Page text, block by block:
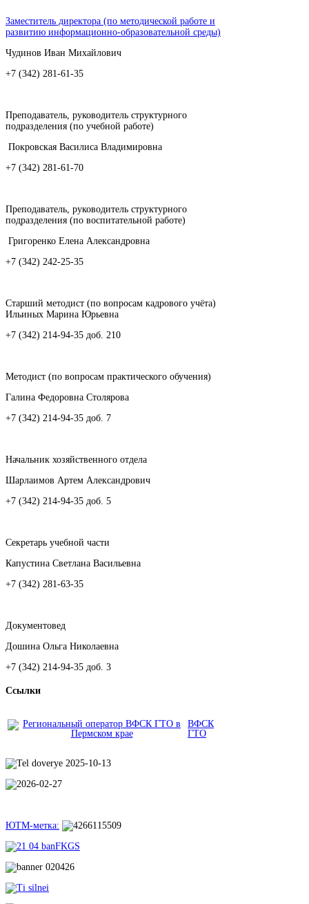
Заместитель директора (по методической работе и
развитию информационно-образовательной среды)
Чудинов Иван Михайлович
+7 (342) 281-61-35
Преподаватель, руководитель структурного
подразделения (по учебной работе)
Покровская Василиса Владимировна
+7 (342) 281-61-70
Преподаватель, руководитель структурного
подразделения (по воспитательной работе)
Григоренко Елена Александровна
+7 (342) 242-25-35
Старший методист (по вопросам кадрового учёта)
Ильиных Марина Юрьевна
+7 (342) 214-94-35 доб. 210
Методист (по вопросам практического обучения)
Галина Федоровна Столярова
+7 (342) 214-94-35 доб. 7
Начальник хозяйственного отдела
Шарлаимов Артем Александрович
+7 (342) 214-94-35 доб. 5
Секретарь учебной части
Капустина Светлана Васильевна
+7 (342) 281-63-35
Документовед
Дошина Ольга Николаевна
+7 (342) 214-94-35 доб. 3
Ссылки
ВФСК
ГТО
ЮТМ-метка: